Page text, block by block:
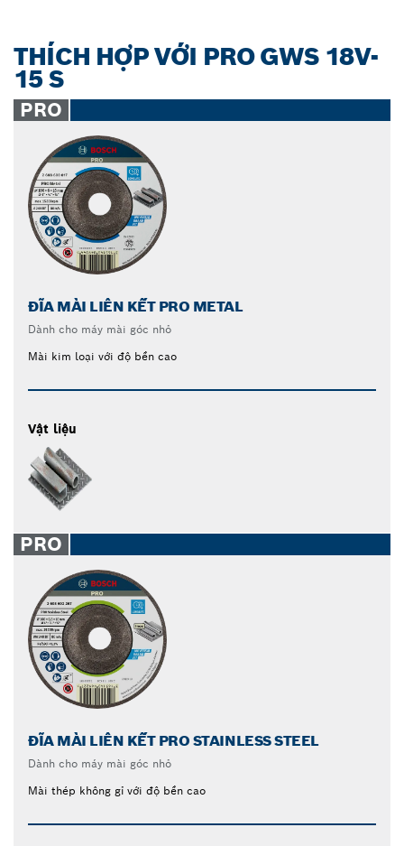
THÍCH HỢP VỚI PRO GWS 18V-
15 S
PRO
ĐĨA MÀI LIÊN KẾT PRO METAL
Dành cho máy mài góc nhỏ
Mài kim loại với độ bền cao
Vật liệu
PRO
ĐĨA MÀI LIÊN KẾT PRO STAINLESS STEEL
Dành cho máy mài góc nhỏ
Mài thép không gỉ với độ bền cao